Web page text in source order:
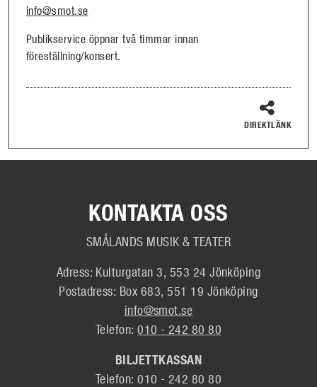
info@smot.se
Publikservice öppnar två timmar innan
föreställning/konsert.
DIREKTLÄNK
KONTAKTA OSS
SMÅLANDS MUSIK & TEATER
Adress: Kulturgatan 3, 553 24 Jönköping
Postadress: Box 683, 551 19 Jönköping
info@smot.se
Telefon:010 - 242 80 80
BILJETTKASSAN
Telefon: 010 - 242 80 80